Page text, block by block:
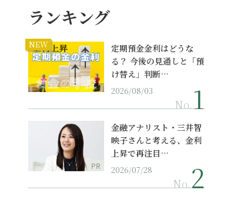
ランキング
NEW
定期預金金利はどうな
る？ 今後の見通しと「預
け替え」判断…
2026/08/03
No.
PR
金融アナリスト・三井智
映子さんと考える、金利
上昇で再注目…
2026/07/28
No.